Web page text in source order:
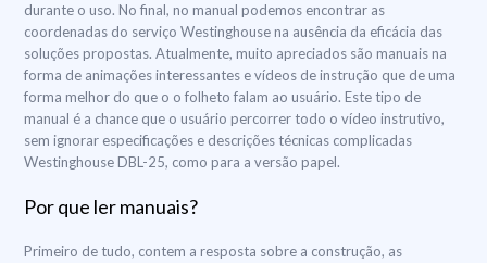
durante o uso. No final, no manual podemos encontrar as
coordenadas do serviço Westinghouse na ausência da eficácia das
soluções propostas. Atualmente, muito apreciados são manuais na
forma de animações interessantes e vídeos de instrução que de uma
forma melhor do que o o folheto falam ao usuário. Este tipo de
manual é a chance que o usuário percorrer todo o vídeo instrutivo,
sem ignorar especificações e descrições técnicas complicadas
Westinghouse DBL-25, como para a versão papel.
Por que ler manuais?
Primeiro de tudo, contem a resposta sobre a construção, as